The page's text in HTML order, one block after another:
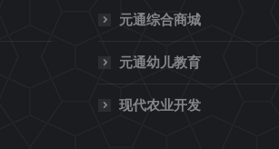
元通综合商城
元通幼儿教育
现代农业开发